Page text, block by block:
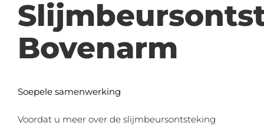
Bovenarm
Soepele samenwerking
Voordat u meer over de slijmbeursontsteking